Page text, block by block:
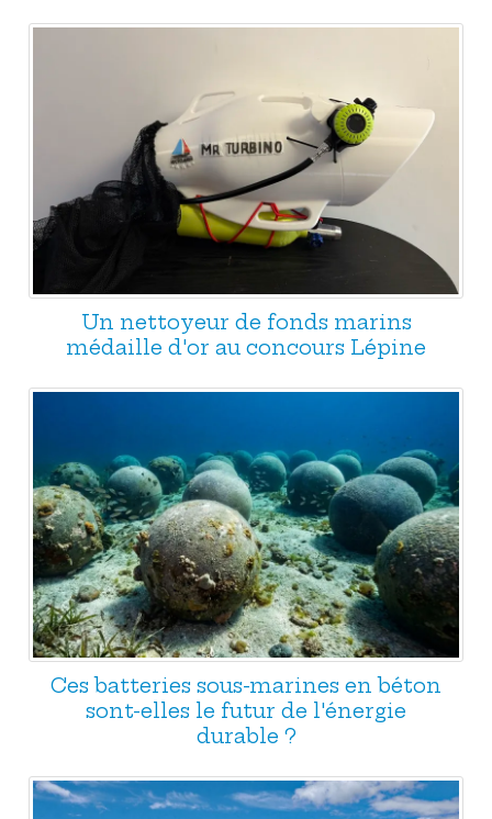
Un nettoyeur de fonds marins
médaille d'or au concours Lépine
Ces batteries sous-marines en béton
sont-elles le futur de l'énergie
durable ?